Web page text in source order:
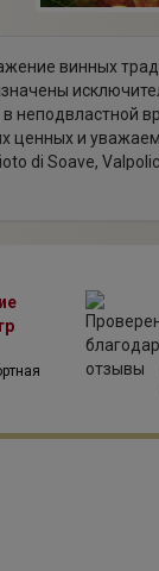
винных
неподвластной
ценных и
di Soave,
Bardolino. Это